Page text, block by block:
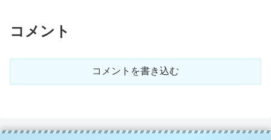
コメント
コメントを書き込む